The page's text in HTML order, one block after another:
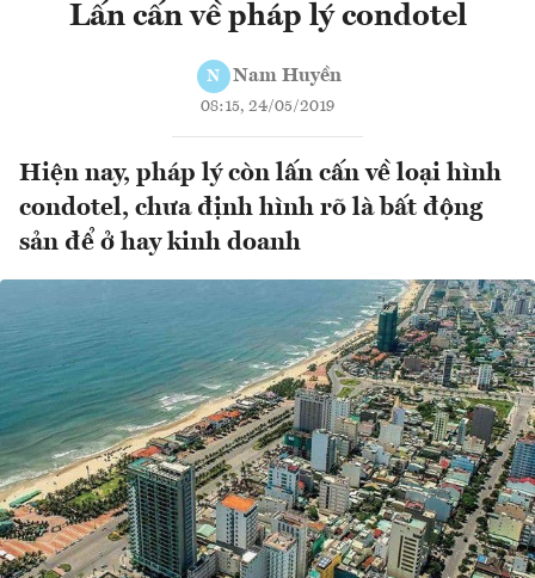
Lấn cấn về pháp lý condotel
N Nam Huyền
08:15, 24/05/2019
Hiện nay, pháp lý còn lấn cấn về loại hình
condotel, chưa định hình rõ là bất động
sản để ở hay kinh doanh